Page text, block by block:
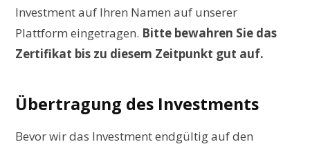
Investment auf Ihren Namen auf unserer
Plattform eingetragen. Bitte bewahren Sie das
Zertifikat bis zu diesem Zeitpunkt gut auf.
Übertragung des Investments
Bevor wir das Investment endgültig auf den